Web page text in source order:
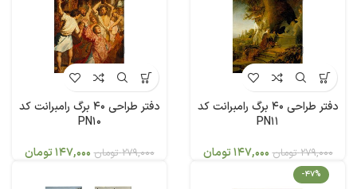
دفتر طراحی 40 برگ رامبرانت کد
PN11
279,000 تومان 147,000تومان
دفتر طراحی 40 برگ رامبرانت کد
PN10
279,000 تومان 147,000تومان
-47%